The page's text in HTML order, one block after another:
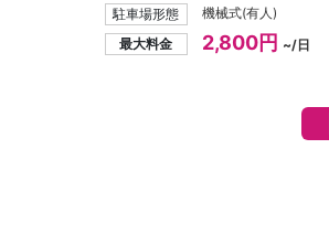
駐車場形態
機械式(有人)
最大料金
2,800円 ~/日